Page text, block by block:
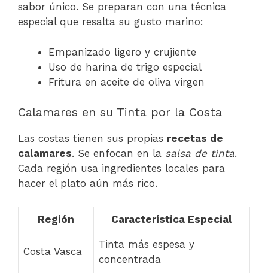
sabor único. Se preparan con una técnica
especial que resalta su gusto marino:
Empanizado ligero y crujiente
Uso de harina de trigo especial
Fritura en aceite de oliva virgen
Calamares en su Tinta por la Costa
Las costas tienen sus propias recetas de
calamares. Se enfocan en la salsa de tinta.
Cada región usa ingredientes locales para
hacer el plato aún más rico.
Región Característica Especial
Costa Vasca
Tinta más espesa y
concentrada